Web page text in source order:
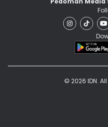
© 2026 IDN.